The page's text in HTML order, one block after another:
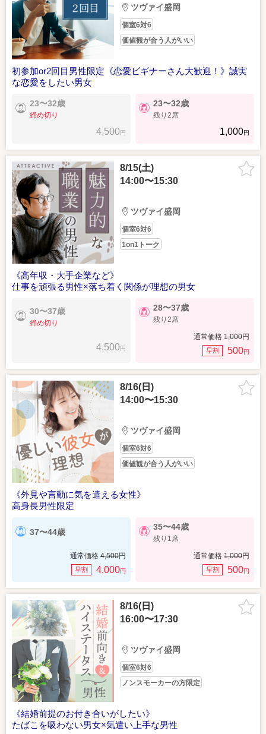
ツヴァイ盛岡
個室6対6
価値観が合う人がいい
初参加or2回目男性限定《恋愛ビギナーさん大歓迎！》誠実
な恋愛をしたい男女
23〜32歳
締め切り
4,500円
23〜32歳
残り2席
1,000円
8/15(土)
14:00〜15:30
ツヴァイ盛岡
個室6対6
1on1トーク
《高年収・大手企業など》
仕事を頑張る男性×落ち着く関係が理想の男女
30〜37歳
締め切り
4,500円
28〜37歳
残り2席
通常価格 1,000円
早割 500円
8/16(日)
14:00〜15:30
ツヴァイ盛岡
個室6対6
価値観が合う人がいい
《外見や言動に気を遣える女性》
高身長男性限定
37〜44歳
通常価格 4,500円
早割 4,000円
35〜44歳
残り1席
通常価格 1,000円
早割 500円
8/16(日)
16:00〜17:30
ツヴァイ盛岡
個室6対6
ノンスモーカーの方限定
《結婚前提のお付き合いがしたい》
たばこを吸わない男女×気遣い上手な男性